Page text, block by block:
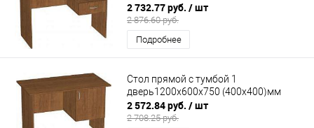
2 732.77 руб. / шт
2 876.60 руб.
Подробнее
Стол прямой с тумбой 1
дверь1200х600х750 (400х400)мм
2 572.84 руб. / шт
2 708.25 руб.